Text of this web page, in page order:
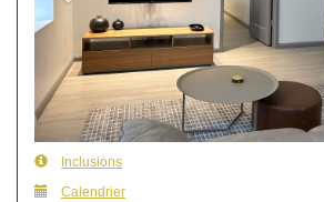
Inclusions
Calendrier